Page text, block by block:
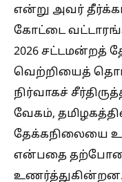
என்று அவர்
கோட்டை
2026 சட்டமன்றத்
வெற்றியைத்
நிர்வாகச்
வேகம்,
தேக்கநிலையை
என்பதை
உணர்த்துகின்றன.